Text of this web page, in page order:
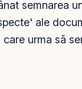
semnarea
ale
urma să